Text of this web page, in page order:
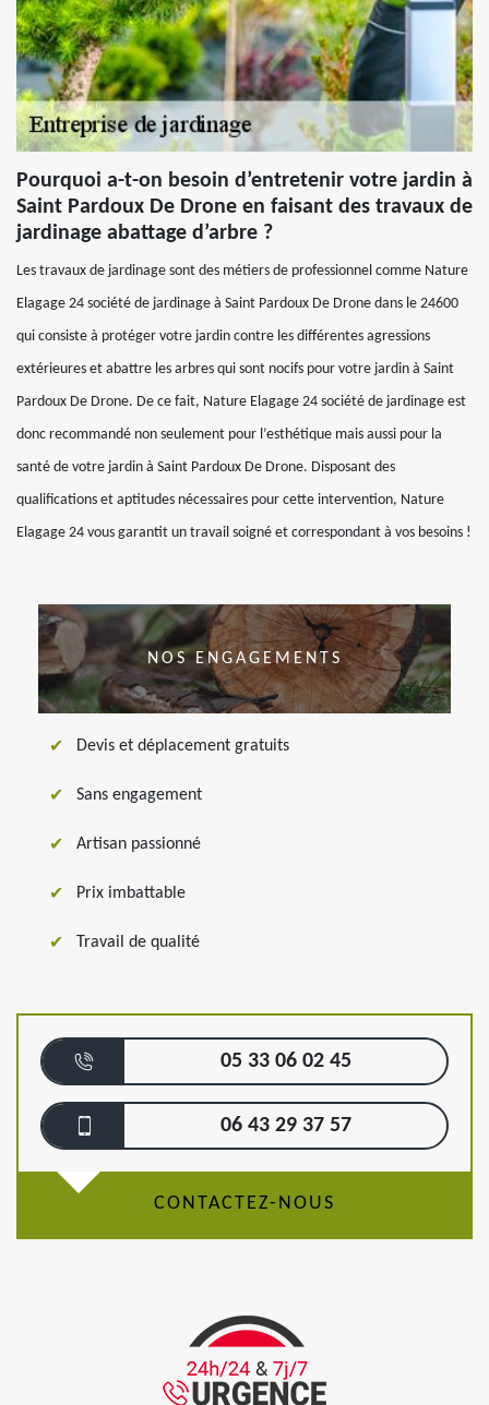
Pourquoi a-t-on besoin d’entretenir votre jardin à
Saint Pardoux De Drone en faisant des travaux de
jardinage abattage d’arbre ?
Les travaux de jardinage sont des métiers de professionnel comme Nature
Elagage 24 société de jardinage à Saint Pardoux De Drone dans le 24600
qui consiste à protéger votre jardin contre les différentes agressions
extérieures et abattre les arbres qui sont nocifs pour votre jardin à Saint
Pardoux De Drone. De ce fait, Nature Elagage 24 société de jardinage est
donc recommandé non seulement pour l’esthétique mais aussi pour la
santé de votre jardin à Saint Pardoux De Drone. Disposant des
qualifications et aptitudes nécessaires pour cette intervention, Nature
Elagage 24 vous garantit un travail soigné et correspondant à vos besoins !
NOS ENGAGEMENTS
Devis et déplacement gratuits
Sans engagement
Artisan passionné
Prix imbattable
Travail de qualité
05 33 06 02 45
06 43 29 37 57
CONTACTEZ-NOUS